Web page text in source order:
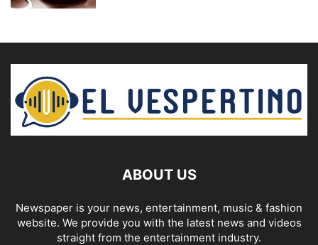
ABOUT US
Newspaper is your news, entertainment, music & fashion
website. We provide you with the latest news and videos
straight from the entertainment industry.